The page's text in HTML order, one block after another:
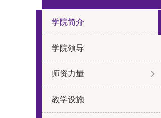
学院简介
学院领导
师资力量
教学设施